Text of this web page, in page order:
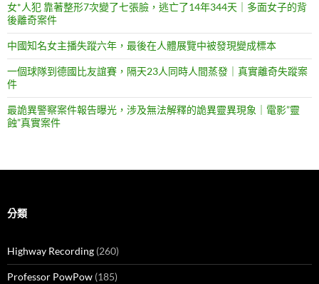
女*人犯 靠著整形7次變了七張臉，逃亡了14年344天｜多面女子的背
後離奇案件
中國知名女主播失蹤六年，最後在人體展覽中被發現變成標本
一個球隊到德國比友誼賽，隔天23人同時人間蒸發｜真實離奇失蹤案
件
最詭異警察案件報告曝光，涉及無法解釋的詭異靈異現象｜電影”靈
蝕”真實案件
分類
Highway Recording (260)
Professor PowPow (185)